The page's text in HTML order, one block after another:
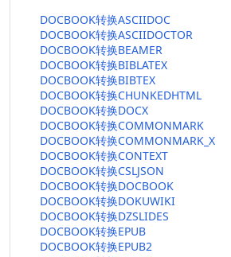
DOCBOOK转换ASCIIDOC
DOCBOOK转换ASCIIDOCTOR
DOCBOOK转换BEAMER
DOCBOOK转换BIBLATEX
DOCBOOK转换BIBTEX
DOCBOOK转换CHUNKEDHTML
DOCBOOK转换DOCX
DOCBOOK转换COMMONMARK
DOCBOOK转换COMMONMARK_X
DOCBOOK转换CONTEXT
DOCBOOK转换CSLJSON
DOCBOOK转换DOCBOOK
DOCBOOK转换DOKUWIKI
DOCBOOK转换DZSLIDES
DOCBOOK转换EPUB
DOCBOOK转换EPUB2